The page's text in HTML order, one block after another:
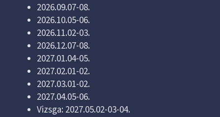
2026.09.07-08.
2026.10.05-06.
2026.11.02-03.
2026.12.07-08.
2027.01.04-05.
2027.02.01-02.
2027.03.01-02.
2027.04.05-06.
Vizsga: 2027.05.02-03-04.